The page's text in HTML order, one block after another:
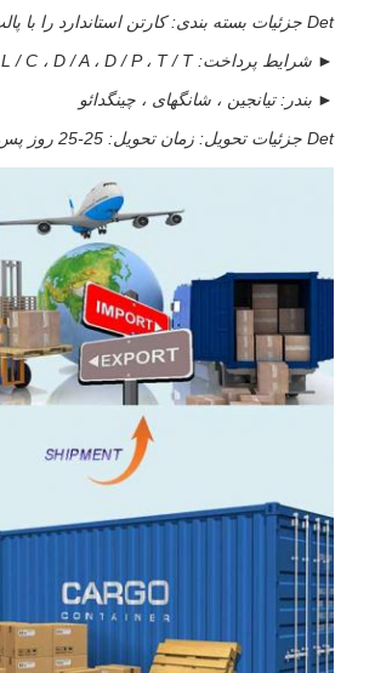
Det جزئیات بسته بندی: کارتن استاندارد را با پالت صادر کنید ، برای محافظت از سطح ، هر پروفیل را با هم مخلوط کنید
► شرایط پرداخت:L / C ، D / A ، D / P ، T / T
► بندر:تیانجین ، شانگهای ، چینگدائو
Det جزئیات تحویل: زمان تحویل: 25-25 روز پس از دریافت سپرده های مشتری